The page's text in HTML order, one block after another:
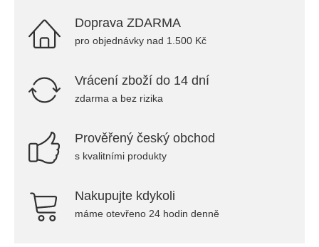
Doprava ZDARMA
pro objednávky nad 1.500 Kč
Vrácení zboží do 14 dní
zdarma a bez rizika
Prověřený český obchod
s kvalitními produkty
Nakupujte kdykoli
máme otevřeno 24 hodin denně